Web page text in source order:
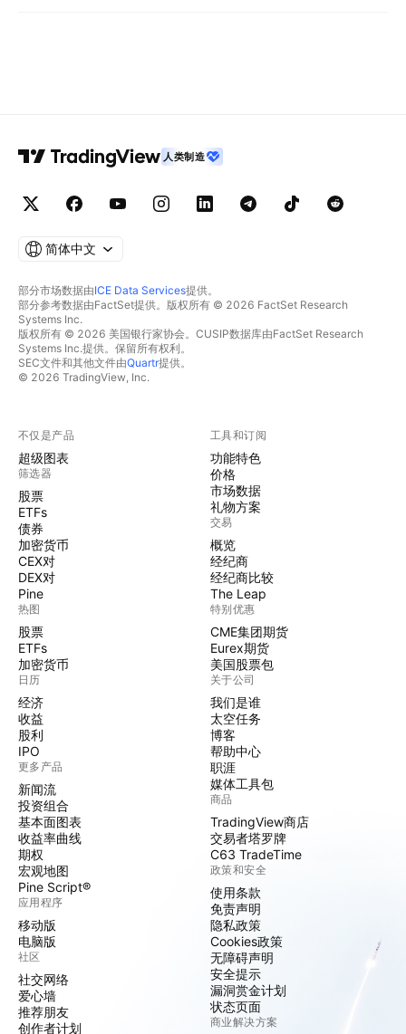
人类制造
简体中文
部分市场数据由ICE Data Services提供。
部分参考数据由FactSet提供。版权所有 © 2026 FactSet Research
Systems Inc.
版权所有 © 2026 美国银行家协会。CUSIP数据库由FactSet Research
Systems Inc.提供。保留所有权利。
SEC文件和其他文件由Quartr提供。
© 2026 TradingView, Inc.
不仅是产品
超级图表
筛选器
股票
ETFs
债券
加密货币
CEX对
DEX对
Pine
热图
股票
ETFs
加密货币
日历
经济
收益
股利
IPO
更多产品
新闻流
投资组合
基本面图表
收益率曲线
期权
宏观地图
Pine Script®
应用程序
移动版
电脑版
社区
社交网络
爱心墙
推荐朋友
创作者计划
工具和订阅
功能特色
价格
市场数据
礼物方案
交易
概览
经纪商
经纪商比较
The Leap
特别优惠
CME集团期货
Eurex期货
美国股票包
关于公司
我们是谁
太空任务
博客
帮助中心
职涯
媒体工具包
商品
TradingView商店
交易者塔罗牌
C63 TradeTime
政策和安全
使用条款
免责声明
隐私政策
Cookies政策
无障碍声明
安全提示
漏洞赏金计划
状态页面
商业解决方案